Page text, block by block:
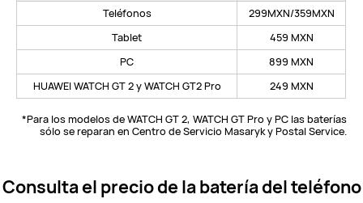
Teléfonos
299MXN/359MXN
Tablet
459 MXN
PC
899 MXN
HUAWEI WATCH GT 2 y WATCH GT2 Pro
249 MXN
*Para los modelos de WATCH GT 2, WATCH GT Pro y PC las baterías
sólo se reparan en Centro de Servicio Masaryk y Postal Service.
Consulta el precio de la batería del teléfono